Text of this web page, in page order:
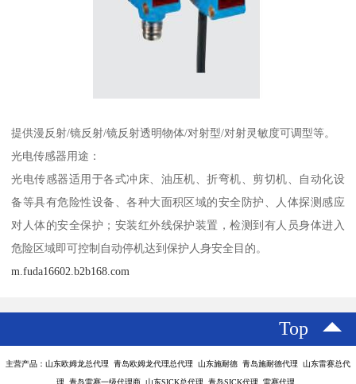
提供漫反射/镜反射/镜反射透明物体/对射型/对射灵敏度可调型等。
光电传感器用途：
光电传感器适用于各式冲床、油压机、折弯机、剪切机、自动化设
备等具有危险性设备、各种大面积区域的安全防护、人体探测感应
对人体的安全保护；安装红外线保护装置，检测到有人员身体进入
危险区域即可控制自动停机达到保护人身安全目的。
m.fuda16602.b2b168.com
Top
主营产品：山东欧姆龙总代理 青岛欧姆龙代理总代理 山东施耐德 青岛施耐德代理 山东雷赛总代
理 青岛雷赛一级代理商 山东SICK总代理 青岛SICK代理 雷赛代理